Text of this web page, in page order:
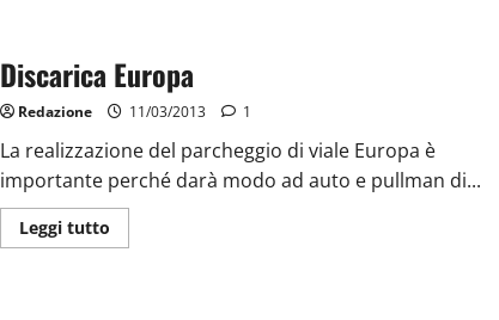
Discarica Europa
Redazione 11/03/2013 1
La realizzazione del parcheggio di viale Europa è
importante perché darà modo ad auto e pullman di...
Leggi tutto